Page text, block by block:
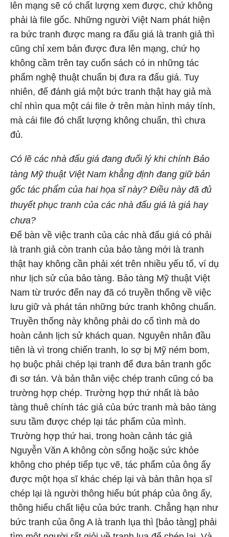
lên mạng sẽ có chất lượng xem được, chứ không
phải là file gốc. Những người Việt Nam phát hiện
ra bức tranh được mang ra đấu giá là tranh giả thì
cũng chỉ xem bản được đưa lên mạng, chứ họ
không cầm trên tay cuốn sách có in những tác
phẩm nghệ thuật chuẩn bị đưa ra đấu giá. Tuy
nhiên, để đánh giá một bức tranh thật hay giả mà
chỉ nhìn qua một cái file ở trên màn hình máy tính,
mà cái file đó chất lượng không chuẩn, thì chưa
đủ.
Có lẽ các nhà đấu giá đang đuối lý khi chính Bảo
tàng Mỹ thuật Việt Nam khẳng định đang giữ bản
gốc tác phẩm của hai họa sĩ này? Điều này đã đủ
thuyết phục tranh của các nhà đấu giá là giả hay
chưa?
Để bàn về việc tranh của các nhà đấu giá có phải
là tranh giả còn tranh của bảo tàng mới là tranh
thật hay không cần phải xét trên nhiều yếu tố, ví dụ
như lịch sử của bảo tàng. Bảo tàng Mỹ thuật Việt
Nam từ trước đến nay đã có truyền thống về việc
lưu giữ và phát tán những bức tranh không chuẩn.
Truyền thống này không phải do cố tình mà do
hoàn cảnh lịch sử khách quan. Nguyên nhân đầu
tiên là vì trong chiến tranh, lo sợ bị Mỹ ném bom,
họ buộc phải chép lại tranh để đưa bản tranh gốc
đi sơ tán. Và bản thân việc chép tranh cũng có ba
trường hợp chép. Trường hợp thứ nhất là bảo
tàng thuê chính tác giả của bức tranh mà bảo tàng
sưu tầm được chép lại tác phẩm của mình.
Trường hợp thứ hai, trong hoàn cảnh tác giả
Nguyễn Văn A không còn sống hoặc sức khỏe
không cho phép tiếp tục vẽ, tác phẩm của ông ấy
được một họa sĩ khác chép lại và bản thân họa sĩ
chép lại là người thông hiểu bút pháp của ông ấy,
thông hiểu chất liệu của bức tranh. Chẳng hạn như
bức tranh của ông A là tranh lụa thì [bảo tàng] phải